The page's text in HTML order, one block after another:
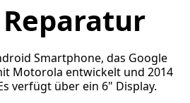
Smartphone, das Google
Motorola entwickelt und 2014
verfügt über ein 6" Display.